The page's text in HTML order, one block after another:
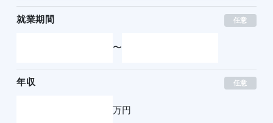
就業期間 任意
〜
年収 任意
万円